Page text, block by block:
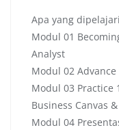
Apa yang
Modul 01
Analyst
Modul 02
Modul 03 Practice
Business Canvas
Modul 04